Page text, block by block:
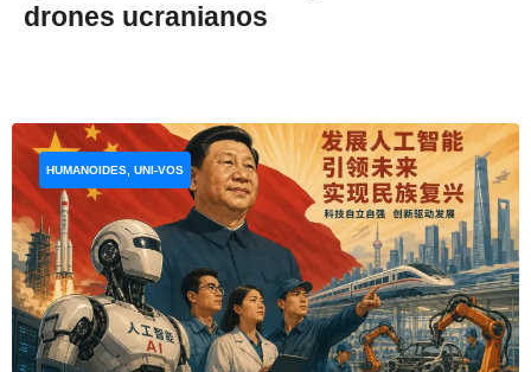
drones ucranianos
HUMANOIDES, UNI-VOS